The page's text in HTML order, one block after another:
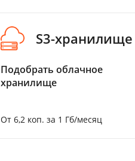
S3-хранилище
Подобрать облачное
хранилище
От 6,2 коп. за 1 Гб/месяц